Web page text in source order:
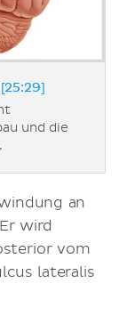
und die
an
wird
vom
lateralis